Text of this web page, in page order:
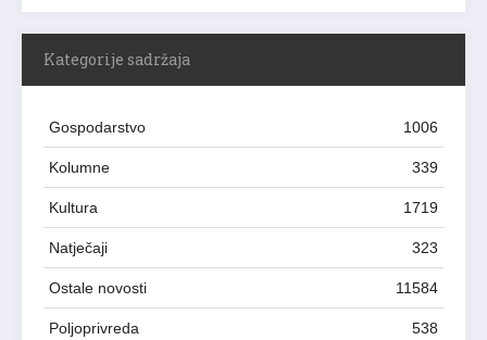
Kategorije sadržaja
Gospodarstvo 1006
Kolumne 339
Kultura 1719
Natječaji 323
Ostale novosti 11584
Poljoprivreda 538